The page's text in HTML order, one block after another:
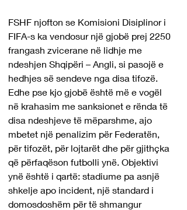
FSHF njofton se Komisioni Disiplinor i
FIFA-s ka vendosur një gjobë prej 2250
frangash zvicerane në lidhje me
ndeshjen Shqipëri – Angli, si pasojë e
hedhjes së sendeve nga disa tifozë.
Edhe pse kjo gjobë është më e vogël
në krahasim me sanksionet e rënda të
disa ndeshjeve të mëparshme, ajo
mbetet një penalizim për Federatën,
për tifozët, për lojtarët dhe për gjithçka
që përfaqëson futbolli ynë. Objektivi
ynë është i qartë: stadiume pa asnjë
shkelje apo incident, një standard i
domosdoshëm për të shmangur